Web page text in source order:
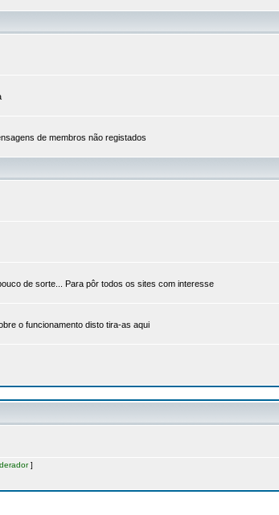
de membros não registados
de sorte... Para pôr todos os sites com interesse
o funcionamento disto tira-as aqui
]